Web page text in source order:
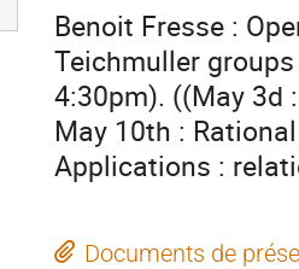
Benoit Fresse :
Teichmuller
4:30pm). ((May 3d
May 10th :
Applications :
Documents de